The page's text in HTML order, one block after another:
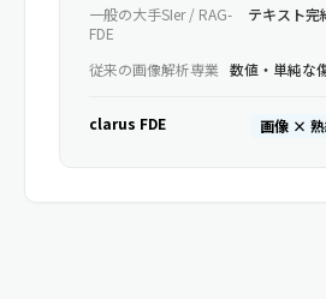
一般の大手SIer / RAG-
FDE
テキスト完
従来の画像解析専業 数値・単純な
clarus FDE 画像 ×